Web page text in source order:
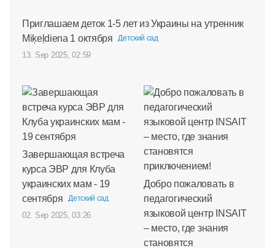
Приглашаем деток 1-5 лет из Украины на утренник
Miķeļdiena 1 октября
Детский сад
13. Sep 2025, 02:59
Завершающая встреча
курса ЭВР для Клуба
украинских мам - 19
сентября
Детский сад
02. Sep 2025, 03:26
Добро пожаловать в
педагогический
языковой центр INSAIT
– место, где знания
становятся